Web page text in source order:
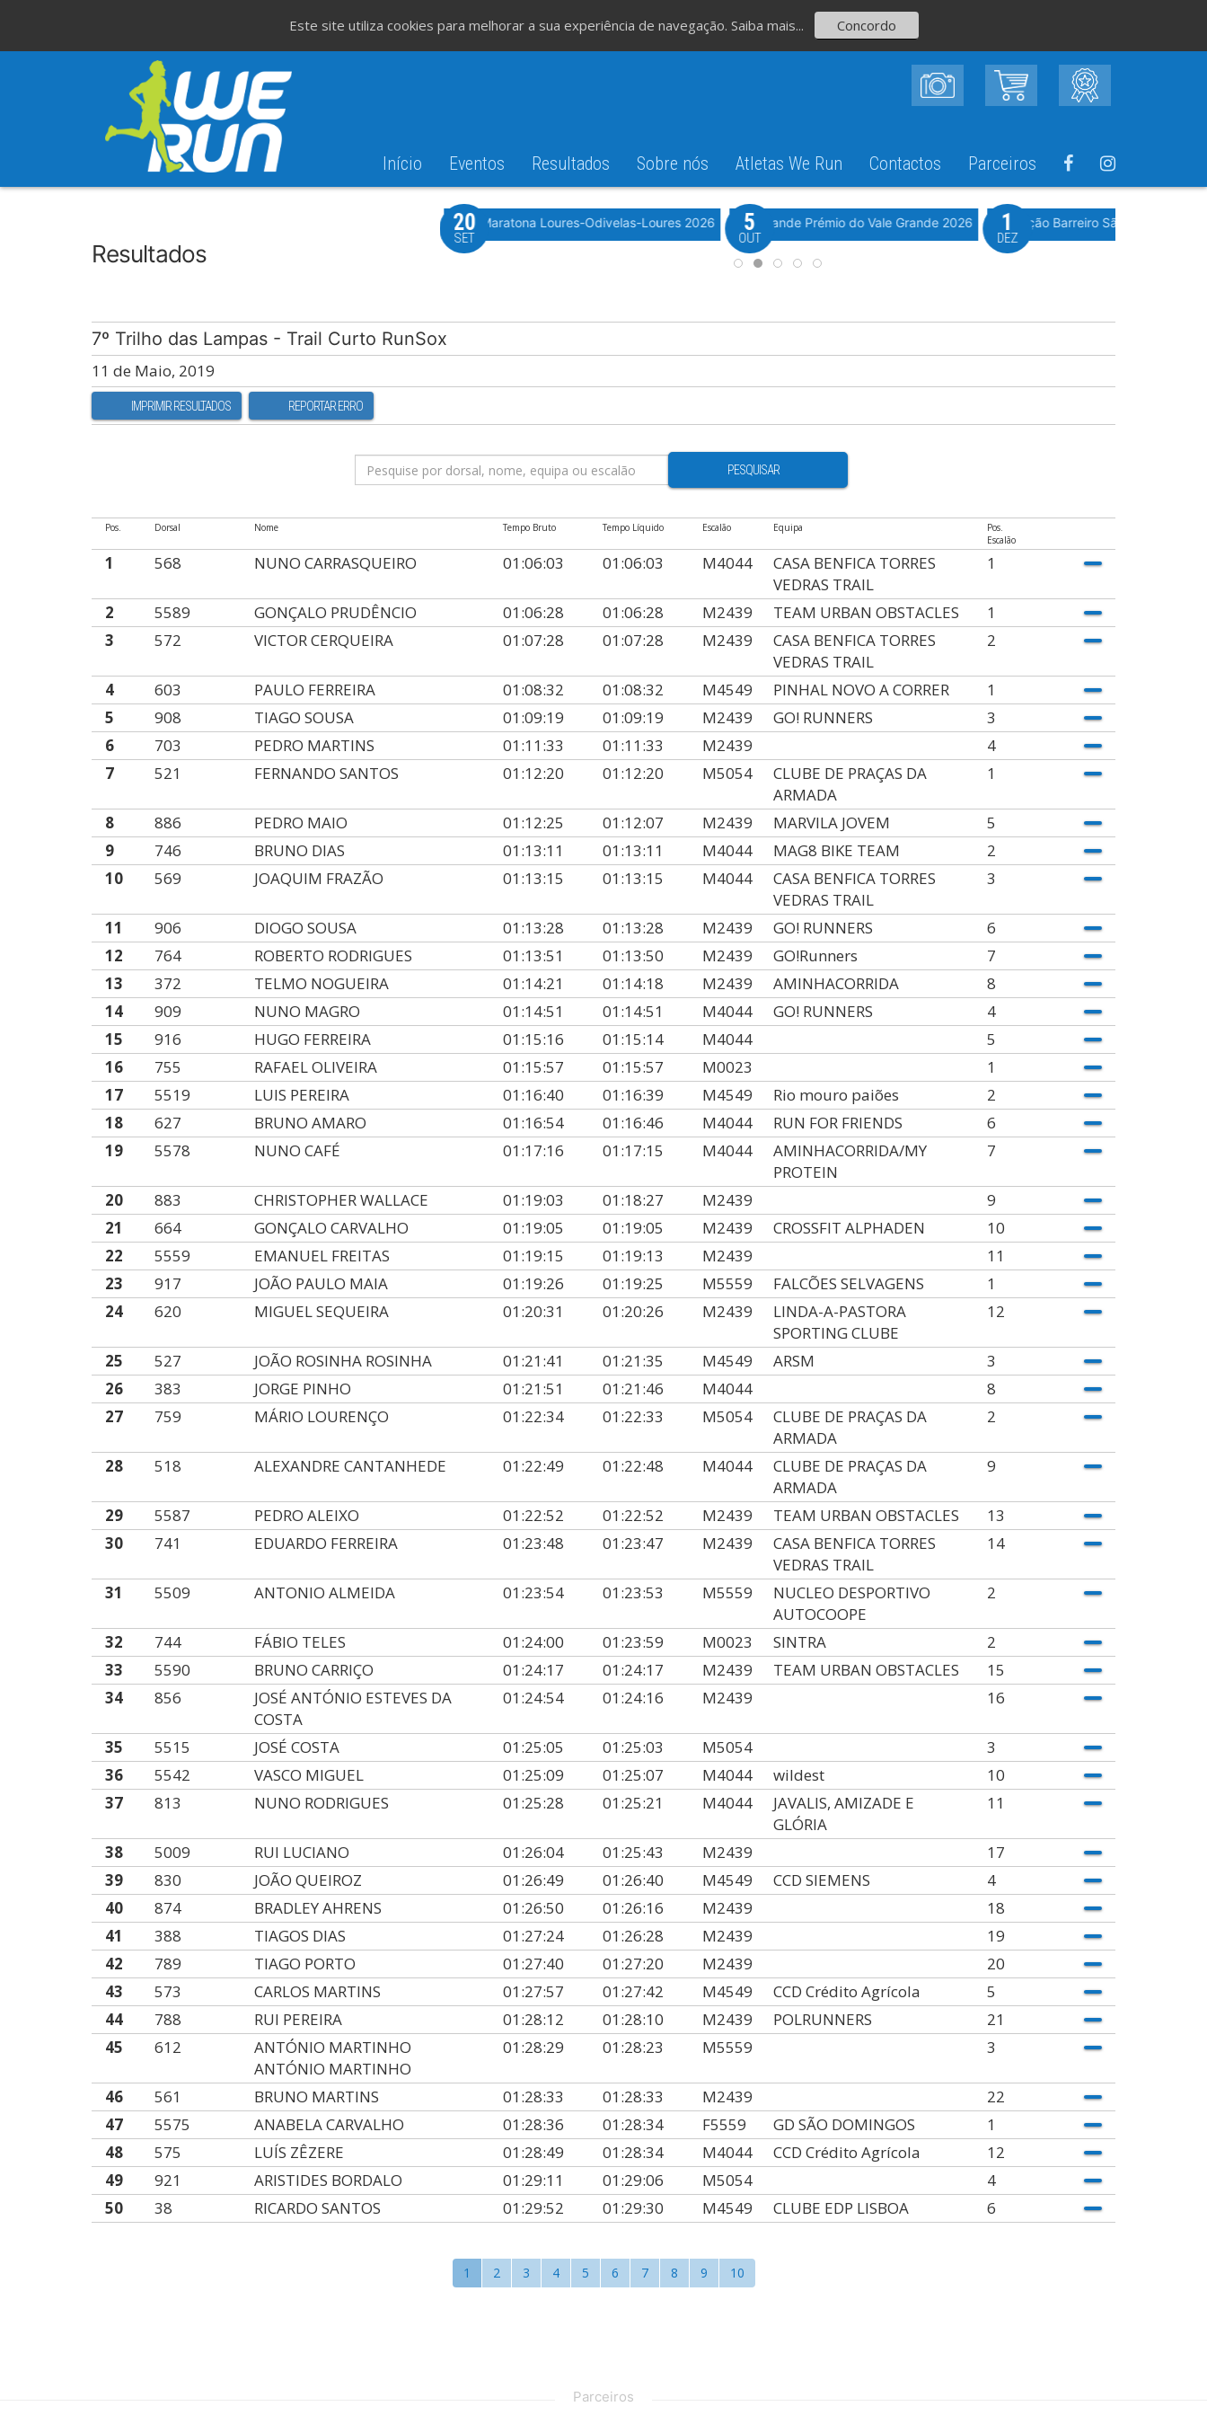
Início Eventos Resultados Sobre nós Atletas We Run Contactos Parceiros
Resultados
Meia Maratona Loures-Odivelas-Loures 2026
20
SET Evento WeTiming
10º Grande Prémio do Vale Grande 2026
5
OUT
6ª Edição Barreiro São Silvestre
1
DEZ
7º Trilho das Lampas - Trail Curto RunSox
11 de Maio, 2019
IMPRIMIR RESULTADOS REPORTAR ERRO
PESQUISAR
Pos. Dorsal Nome Tempo Bruto Tempo Líquido Escalão Equipa
Pos.
Escalão
1 568 NUNO CARRASQUEIRO 01:06:03 01:06:03 M4044
CASA BENFICA TORRES
VEDRAS TRAIL
1
2 5589 GONÇALO PRUDÊNCIO 01:06:28 01:06:28 M2439 TEAM URBAN OBSTACLES
1
3
572 VICTOR CERQUEIRA 01:07:28 01:07:28 M2439
CASA BENFICA TORRES
VEDRAS TRAIL
2
4 603 PAULO FERREIRA 01:08:32 01:08:32 M4549 PINHAL NOVO A CORRER
1
5
908 TIAGO SOUSA 01:09:19 01:09:19 M2439 GO! RUNNERS
3
6
703 PEDRO MARTINS 01:11:33 01:11:33 M2439
4
7
521 FERNANDO SANTOS 01:12:20 01:12:20 M5054
CLUBE DE PRAÇAS DA
ARMADA
1
8 886 PEDRO MAIO 01:12:25 01:12:07 M2439 MARVILA JOVEM
5
9
746 BRUNO DIAS 01:13:11 01:13:11 M4044 MAG8 BIKE TEAM
2
10
569 JOAQUIM FRAZÃO 01:13:15 01:13:15 M4044
CASA BENFICA TORRES
VEDRAS TRAIL
3
11 906 DIOGO SOUSA 01:13:28 01:13:28 M2439 GO! RUNNERS
6
12
764 ROBERTO RODRIGUES 01:13:51 01:13:50 M2439 GO!Runners
7
13
372 TELMO NOGUEIRA 01:14:21 01:14:18 M2439 AMINHACORRIDA
8
14
909 NUNO MAGRO 01:14:51 01:14:51 M4044 GO! RUNNERS
4
15
916 HUGO FERREIRA 01:15:16 01:15:14 M4044
5
16
755 RAFAEL OLIVEIRA 01:15:57 01:15:57 M0023
1
17
5519 LUIS PEREIRA 01:16:40 01:16:39 M4549 Rio mouro paiões
2
18
627 BRUNO AMARO 01:16:54 01:16:46 M4044 RUN FOR FRIENDS
6
19
5578 NUNO CAFÉ 01:17:16 01:17:15 M4044
AMINHACORRIDA/MY
PROTEIN
7
20 883 CHRISTOPHER WALLACE 01:19:03 01:18:27 M2439
9
21
664 GONÇALO CARVALHO 01:19:05 01:19:05 M2439 CROSSFIT ALPHADEN
10
22
5559 EMANUEL FREITAS 01:19:15 01:19:13 M2439
11
23
917 JOÃO PAULO MAIA 01:19:26 01:19:25 M5559 FALCÕES SELVAGENS
1
24
620 MIGUEL SEQUEIRA 01:20:31 01:20:26 M2439
LINDA-A-PASTORA
SPORTING CLUBE
12
25 527 JOÃO ROSINHA ROSINHA 01:21:41 01:21:35 M4549 ARSM
3
26
383 JORGE PINHO 01:21:51 01:21:46 M4044
8
27
759 MÁRIO LOURENÇO 01:22:34 01:22:33 M5054
CLUBE DE PRAÇAS DA
ARMADA
2
28 518 ALEXANDRE CANTANHEDE 01:22:49 01:22:48 M4044
CLUBE DE PRAÇAS DA
ARMADA
9
29 5587 PEDRO ALEIXO 01:22:52 01:22:52 M2439 TEAM URBAN OBSTACLES
13
30
741 EDUARDO FERREIRA 01:23:48 01:23:47 M2439
CASA BENFICA TORRES
VEDRAS TRAIL
14
31 5509 ANTONIO ALMEIDA 01:23:54 01:23:53 M5559
NUCLEO DESPORTIVO
AUTOCOOPE
2
32 744 FÁBIO TELES 01:24:00 01:23:59 M0023 SINTRA
2
33
5590 BRUNO CARRIÇO 01:24:17 01:24:17 M2439 TEAM URBAN OBSTACLES
15
34
856
JOSÉ ANTÓNIO ESTEVES DA
COSTA
01:24:54 01:24:16 M2439 16
35 5515 JOSÉ COSTA 01:25:05 01:25:03 M5054
3
36
5542 VASCO MIGUEL 01:25:09 01:25:07 M4044 wildest
10
37
813 NUNO RODRIGUES 01:25:28 01:25:21 M4044
JAVALIS, AMIZADE E
GLÓRIA
11
38 5009 RUI LUCIANO 01:26:04 01:25:43 M2439
17
39
830 JOÃO QUEIROZ 01:26:49 01:26:40 M4549 CCD SIEMENS
4
40
874 BRADLEY AHRENS 01:26:50 01:26:16 M2439
18
41
388 TIAGOS DIAS 01:27:24 01:26:28 M2439
19
42
789 TIAGO PORTO 01:27:40 01:27:20 M2439
20
43
573 CARLOS MARTINS 01:27:57 01:27:42 M4549 CCD Crédito Agrícola
5
44
788 RUI PEREIRA 01:28:12 01:28:10 M2439 POLRUNNERS
21
45
612
ANTÓNIO MARTINHO
ANTÓNIO MARTINHO
01:28:29 01:28:23 M5559 3
46 561 BRUNO MARTINS 01:28:33 01:28:33 M2439
22
47
5575 ANABELA CARVALHO 01:28:36 01:28:34 F5559 GD SÃO DOMINGOS
1
48
575 LUÍS ZÊZERE 01:28:49 01:28:34 M4044 CCD Crédito Agrícola
12
49
921 ARISTIDES BORDALO 01:29:11 01:29:06 M5054
4
50
38 RICARDO SANTOS 01:29:52 01:29:30 M4549 CLUBE EDP LISBOA 6
1 2 3 4 5 6 7 8 9 10
Parceiros
Este site utiliza cookies para melhorar a sua experiência de navegação. Saiba mais... Concordo